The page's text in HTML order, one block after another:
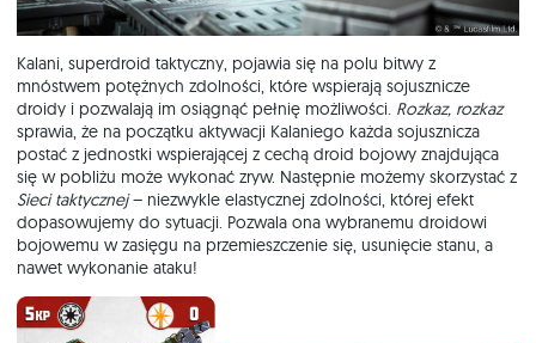
Kalani, superdroid taktyczny, pojawia się na polu bitwy z
mnóstwem potężnych zdolności, które wspierają sojusznicze
droidy i pozwalają im osiągnąć pełnię możliwości. Rozkaz, rozkaz
sprawia, że na początku aktywacji Kalaniego każda sojusznicza
postać z jednostki wspierającej z cechą droid bojowy znajdująca
się w pobliżu może wykonać zryw. Następnie możemy skorzystać z
Sieci taktycznej– niezwykle elastycznej zdolności, której efekt
dopasowujemy do sytuacji. Pozwala ona wybranemu droidowi
bojowemu w zasięgu na przemieszczenie się, usunięcie stanu, a
nawet wykonanie ataku!